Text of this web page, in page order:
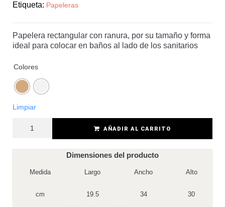
Etiqueta: Papeleras
Papelera rectangular con ranura, por su tamaño y forma
ideal para colocar en baños al lado de los sanitarios
Colores
Limpiar
AÑADIR AL CARRITO
Dimensiones del producto
Medida Largo Ancho Alto
cm 19.5 34 30